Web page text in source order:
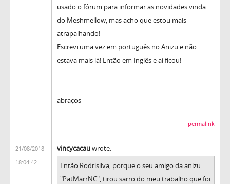
usado o fórum para informar as novidades vinda
do Meshmellow, mas acho que estou mais
atrapalhando!
Escrevi uma vez em português no Anizu e não
estava mais lá! Então em Inglês e aí ficou!
abraços
permalink
21/08/2018
18:04:42
vincycacauwrote:
Então Rodrisilva, porque o seu amigo da anizu
"PatMarrNC", tirou sarro do meu trabalho que foi